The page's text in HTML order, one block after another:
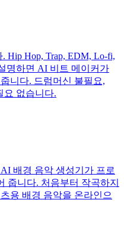
Hip Hop, Trap, EDM, Lo-fi,
명하면 AI 비트 메이커가
니다. 드럼머신 불필요,
요 없습니다.
배경 음악 생성기가 프로
줍니다. 처음부터 작곡하지
용 배경 음악을 온라인으